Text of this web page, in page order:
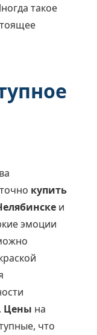
такое
купить
и
эмоции
Цены на
что